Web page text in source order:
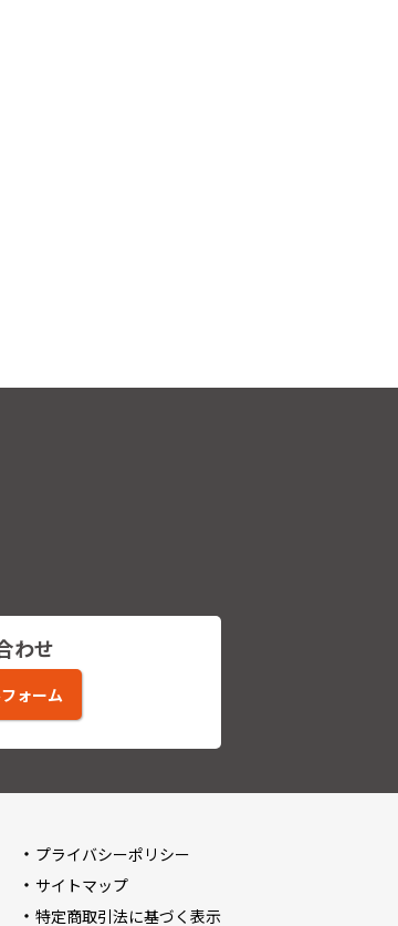
わせ
ォーム
プライバシーポリシー
サイトマップ
特定商取引法に基づく表示